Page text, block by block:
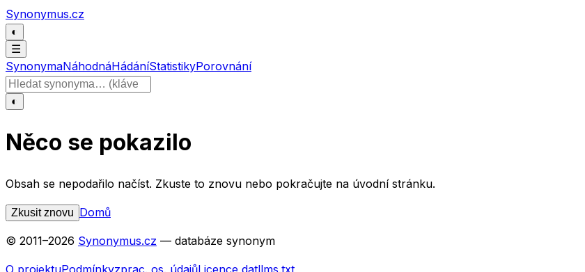
Přeskočit na obsah
Synonymus.cz
◐
☰
SynonymaNáhodnáHádáníStatistikyPorovnání
Hledat slovo
◐
Něco se pokazilo
Obsah se nepodařilo načíst. Zkuste to znovu nebo pokračujte na úvodní stránku.
Zkusit znovu Domů
© 2011–2026 Synonymus.cz — databáze synonym
O projektuPodmínkyzprac. os. údajůLicence datllms.txt